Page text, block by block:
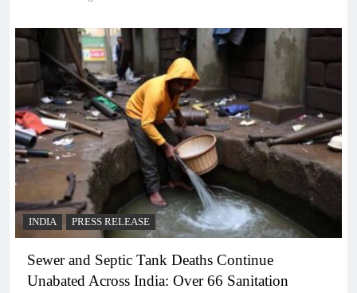
INDIA PRESS RELEASE
Sewer and Septic Tank Deaths Continue
Unabated Across India: Over 66 Sanitation